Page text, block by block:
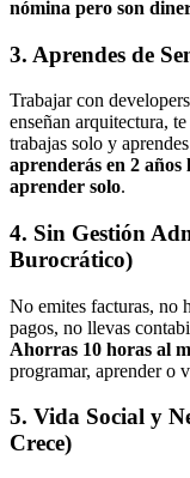
nómina pero son
3. Aprendes de
Trabajar con
enseñan arquitectura,
trabajas solo y
aprenderás en 2 años
aprender solo.
4. Sin Gestión
Burocrático)
No emites facturas, no
pagos, no llevas
Ahorras 10 horas al
programar, aprender o
5. Vida Social y
Crece)